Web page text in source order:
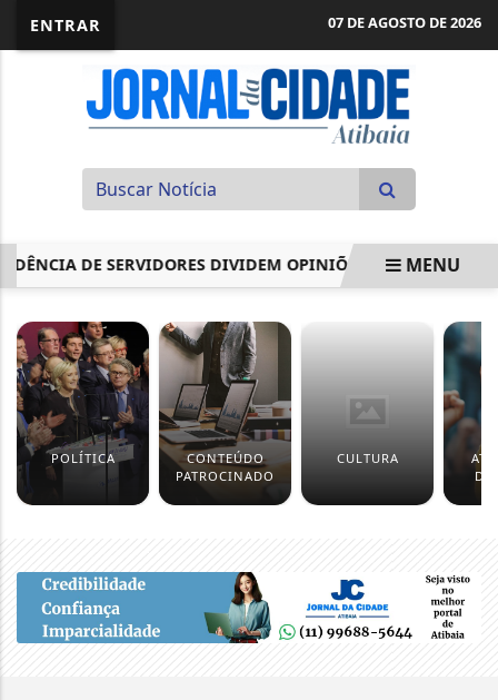
ENTRAR 07 DE AGOSTO DE 2026
DE SERVIDORES DIVIDEM OPINIÕES EM DEBATE NA
MENU
POLÍTICA
CONTEÚDO
PATROCINADO
CULTURA